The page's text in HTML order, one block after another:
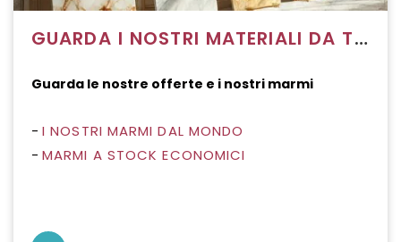
GUARDA I NOSTRI MATERIALI DA TUTTO IL MONDO
Guarda le nostre offerte e i nostri marmi
- I NOSTRI MARMI DAL MONDO
- MARMI A STOCK ECONOMICI